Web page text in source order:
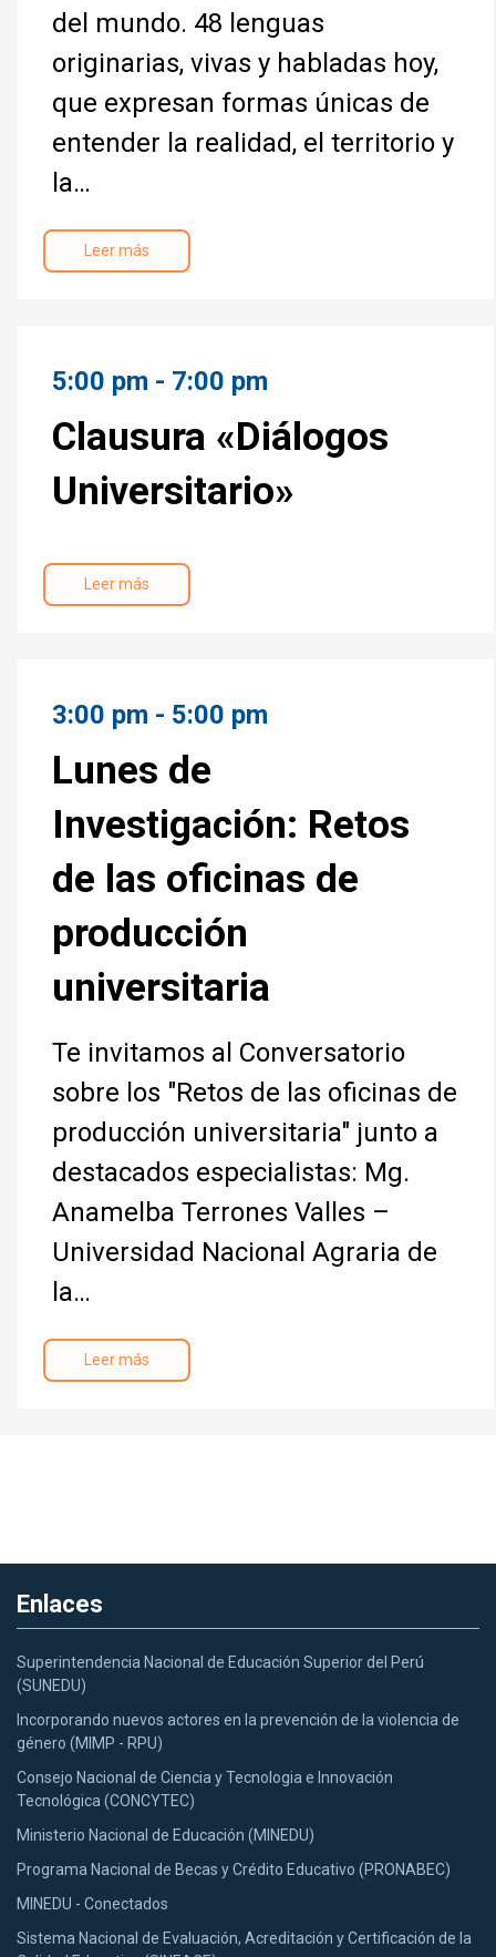
del mundo. 48 lenguas
originarias, vivas y habladas hoy,
que expresan formas únicas de
entender la realidad, el territorio y
la…
Leer más
5:00 pm - 7:00 pm
Clausura «Diálogos
Universitario»
Leer más
3:00 pm - 5:00 pm
Lunes de
Investigación: Retos
de las oficinas de
producción
universitaria
Te invitamos al Conversatorio
sobre los "Retos de las oficinas de
producción universitaria" junto a
destacados especialistas: Mg.
Anamelba Terrones Valles –
Universidad Nacional Agraria de
la…
Leer más
Enlaces
Superintendencia Nacional de Educación Superior del Perú
(SUNEDU)
Incorporando nuevos actores en la prevención de la violencia de
género (MIMP - RPU)
Consejo Nacional de Ciencia y Tecnologia e Innovación
Tecnológica (CONCYTEC)
Ministerio Nacional de Educación (MINEDU)
Programa Nacional de Becas y Crédito Educativo (PRONABEC)
MINEDU - Conectados
Sistema Nacional de Evaluación, Acreditación y Certificación de la